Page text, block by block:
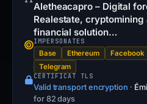
Aletheacapro – Digital
Realestate,
financial solution…
IMPERSONATES
Base Ethereum Facebook
Telegram
CERTIFICAT TLS
Valid transport encryption ·
for 82 days